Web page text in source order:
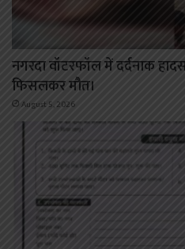
नगरदा वॉटरफॉल में दर्दनाक
फिसलकर मौत।
August 5, 2026